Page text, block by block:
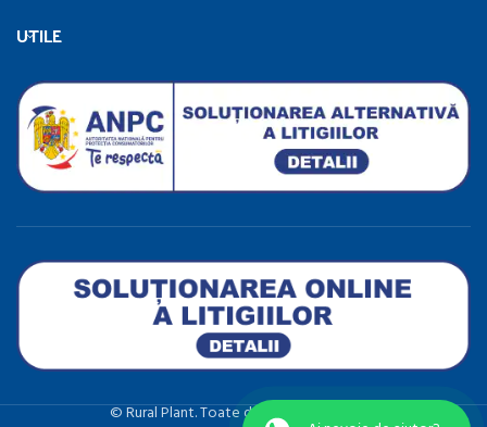
UTILE
©️ Rural Plant. Toate drepturile rezervate.